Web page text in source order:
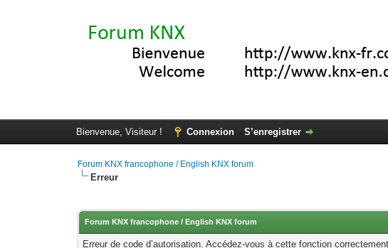
Bienvenue, Visiteur ! Connexion S’enregistrer
Forum KNX francophone / English KNX forum
Erreur
Forum KNX francophone / English KNX forum
Erreur de code d’autorisation. Accédez-vous à cette fonction